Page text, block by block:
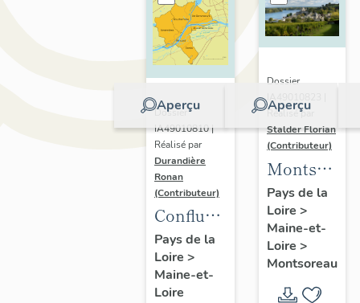
Aperçu
Dossier
IA49010810 |
Réalisé par
Durandière
Ronan
(Contributeur)
Confluence
Maine-
Loire :
présentation
Pays de la
Loire >
Maine-et-
Loire
Aperçu
Dossier
IA49010823 |
Réalisé par
Stalder Florian
(Contributeur)
Montsoreau
:
de la
commune
Pays de la
Loire >
Maine-et-
Loire >
Montsoreau